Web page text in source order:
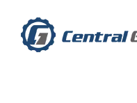
content